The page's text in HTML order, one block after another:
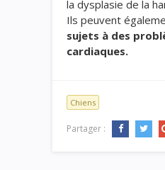
la dysplasie de la
Ils peuvent
sujets à des
cardiaques.
Chiens
Partager :